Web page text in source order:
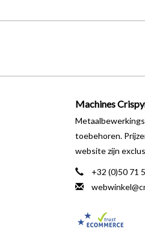
Machines
toebehoren.
website zijn
+32 (0)50 71